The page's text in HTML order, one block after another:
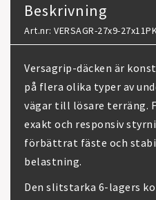
Beskrivning
Art.nr: VERSAGR-27x9-
Versagrip-däcken är
på flera olika typer av
vägar till lösare terräng.
exakt och responsiv
förbättrat fäste och
belastning.
Den slitstarka 6-lagers